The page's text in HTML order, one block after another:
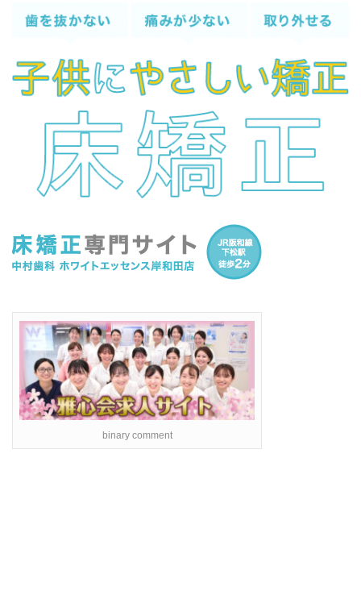
binary comment